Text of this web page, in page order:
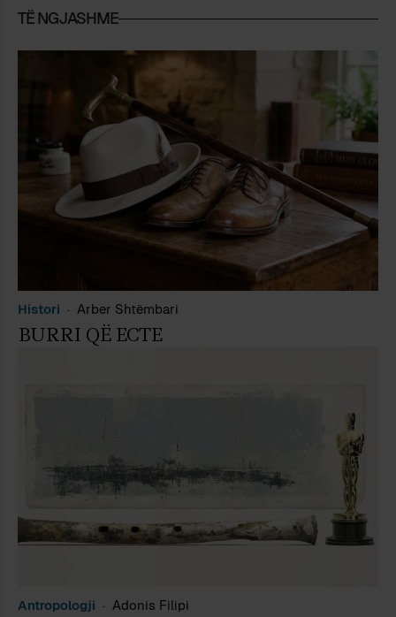
TË NGJASHME
Histori Arber Shtëmbari
BURRI QË ECTE
Antropologji Adonis Filipi